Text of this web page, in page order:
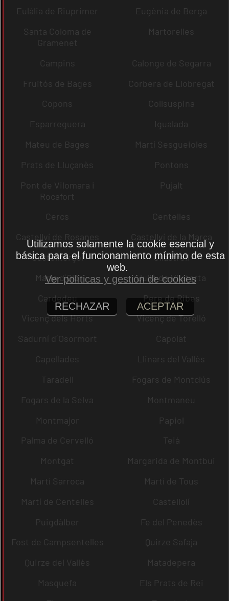
Eulàlia de Riuprimer
Eugènia de Berga
Santa Coloma de
Gramenet
Martorelles
Campins
Calonge de Segarra
Fruitós de Bages
Corbera de Llobregat
Copons
Collsuspina
Esparreguera
Igualada
Mateu de Bages
Martí Sesgueioles
Prats de Lluçanès
Pontons
Pont de Vilomara i
Rocafort
Pujalt
Cercs
Centelles
Castellví de Rosanes
Castellví de la Marca
Castellterçol
Ullastrell
Maria d´Oló
Julià de Vilatorta
Cardedeu
Pere de Ribes
Vicenç dels Horts
Vicenç de Torelló
Sadurní d´Osormort
Capolat
Capellades
Llinars del Vallès
Taradell
Fogars de Montclús
Fogars de la Selva
Montmaneu
Montmajor
Papiol
Palma de Cervelló
Teià
Montgat
Margarida de Montbui
Martí Sarroca
Martí de Tous
Martí de Centelles
Castellolí
Puigdàlber
Fe del Penedès
Fost de Campsentelles
Quirze Safaja
Quirze del Vallès
Matadepera
Masquefa
Els Prats de Rei
Utilizamos solamente la cookie esencial y
básica para el funcionamiento mínimo de esta
web.
Ver políticas y gestión de cookies
RECHAZAR ACEPTAR